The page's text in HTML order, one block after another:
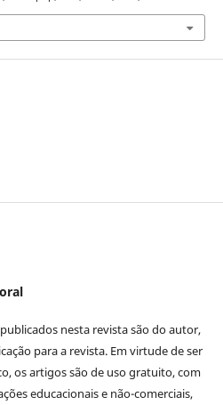
nesta revista são do autor,
para a revista. Em virtude de ser
os artigos são de uso gratuito, com
educacionais e não-comerciais,